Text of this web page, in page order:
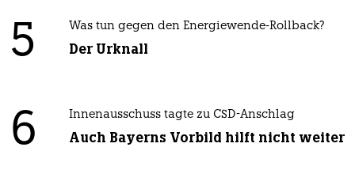
5 Was tun gegen den Energiewende-Rollback?
Der Urknall
6 Innenausschuss tagte zu CSD-Anschlag
Auch Bayerns Vorbild hilft nicht weiter